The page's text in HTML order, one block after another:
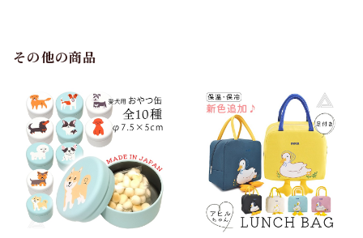
その他の商品